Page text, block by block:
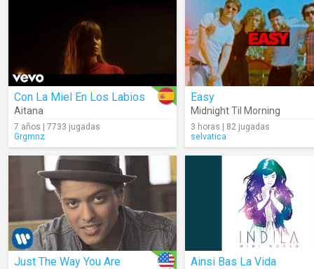
Con La Miel En Los Labios
Aitana
7 años | 7733 jugadas
Grgmnz
Easy
Midnight Til Morning
3 horas | 82 jugadas
selvatica
Just The Way You Are Ainsi Bas La Vida